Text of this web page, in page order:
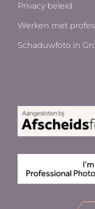
Privacy beleid
Werken met
Schaduwfoto in